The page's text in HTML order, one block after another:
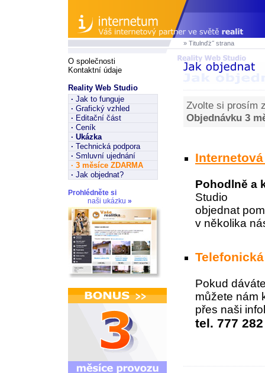
» Titulnďż˝ strana
O společnosti
Kontaktní údaje
Reality Web Studio
· Jak to funguje
· Grafický vzhled
· Editační část
· Ceník
· Ukázka
· Technická podpora
· Smluvní ujednání
· 3 měsíce ZDARMA
· Jak objednat?
Prohlédněte si
naši ukázku »
Zvolte si prosím
Objednávku 3
Pohodlně a
Studio
objednat
v několika
Pokud
můžete nám
přes naši
tel. 777